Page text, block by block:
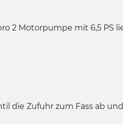
2 Motorpumpe mit 6,5 PS
die Zufuhr zum Fass ab und